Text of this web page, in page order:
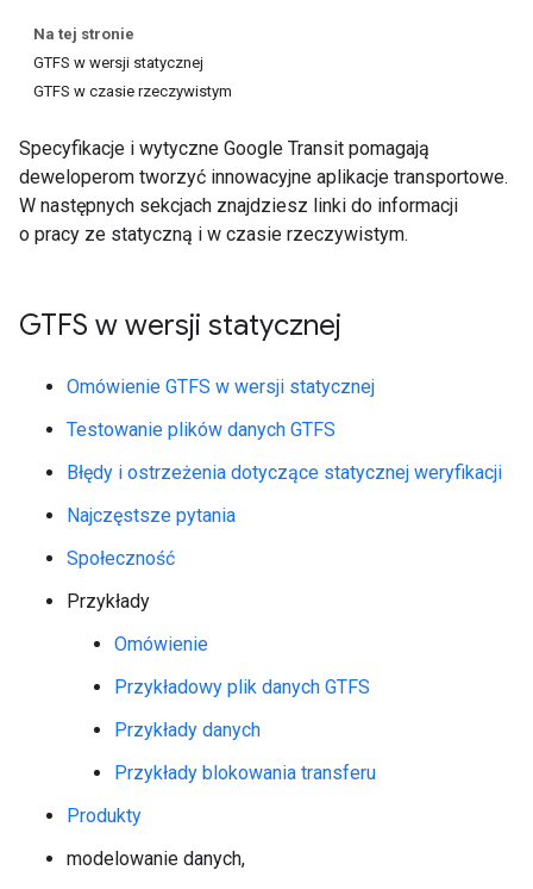
Na tej stronie
GTFS w wersji statycznej
GTFS w czasie rzeczywistym
Specyfikacje i wytyczne Google Transit pomagają
deweloperom tworzyć innowacyjne aplikacje transportowe.
W następnych sekcjach znajdziesz linki do informacji
o pracy ze statyczną i w czasie rzeczywistym.
GTFS w wersji statycznej
Omówienie GTFS w wersji statycznej
Testowanie plików danych GTFS
Błędy i ostrzeżenia dotyczące statycznej weryfikacji
Najczęstsze pytania
Społeczność
Przykłady
Omówienie
Przykładowy plik danych GTFS
Przykłady danych
Przykłady blokowania transferu
Produkty
modelowanie danych,